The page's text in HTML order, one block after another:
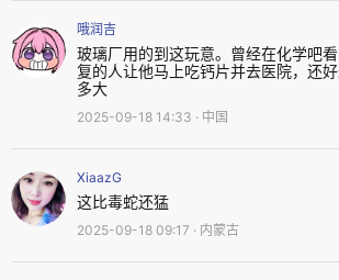
哦润吉
玻璃厂用的到这玩意。曾经在化学吧
复的人让他马上吃钙片并去医院，还
多大
2025-09-18 14:33 · 中国
XiaazG
这比毒蛇还猛
2025-09-18 09:17 · 内蒙古